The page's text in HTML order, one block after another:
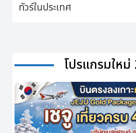
ทัวร์ในประเทศ
โปรแกรมใหม่